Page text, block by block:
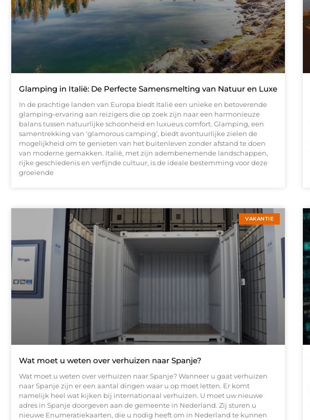
Glamping in Italië: De Perfecte Samensmelting van Natuur en Luxe
In de prachtige landen van Europa biedt Italië een unieke en betoverende
glamping-ervaring aan reizigers die op zoek zijn naar een harmonieuze
balans tussen natuurlijke schoonheid en luxueus comfort. Glamping, een
samentrekking van ‘glamorous camping’, biedt avontuurlijke zielen de
mogelijkheid om te genieten van het buitenleven zonder afstand te doen
van moderne gemakken. Italië, met zijn adembenemende landschappen,
rijke geschiedenis en verfijnde cultuur, is de ideale bestemming voor deze
groeiende
VAKANTIE
Wat moet u weten over verhuizen naar Spanje?
Wat moet u weten over verhuizen naar Spanje? Wanneer u gaat verhuizen
naar Spanje zijn er een aantal dingen waar u op moet letten. Er komt
namelijk heel wat kijken bij internationaal verhuizen. U moet uw nieuwe
adres in Spanje doorgeven aan de gemeente in Nederland. Zij sturen u
nieuwe Enumeratiekaarten, die u nodig heeft om in Nederland te kunnen